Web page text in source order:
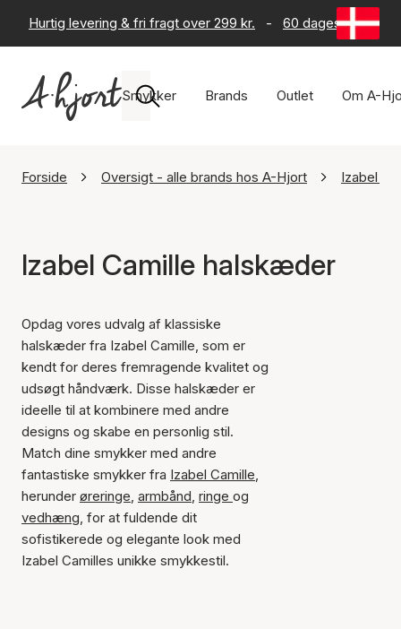
Hurtig levering & fri fragt over 299 kr. - 60 dages returret
Smykker Brands Outlet Om A-
Forside Oversigt - alle brands hos A-Hjort Izabel
Izabel Camille halskæder
Opdag vores udvalg af klassiske
halskæder fra Izabel Camille, som er
kendt for deres fremragende kvalitet og
udsøgt håndværk. Disse halskæder er
ideelle til at kombinere med andre
designs og skabe en personlig stil.
Match dine smykker med andre
fantastiske smykker fra Izabel Camille,
herunder øreringe, armbånd, ringe og
vedhæng, for at fuldende dit
sofistikerede og elegante look med
Izabel Camilles unikke smykkestil.